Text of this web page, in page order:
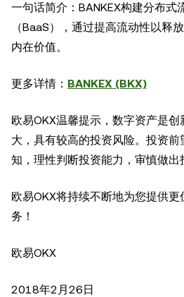
一句话简介：BANKEX构建分布式
（BaaS），通过提高流动性以释
内在价值。
更多详情： BANKEX (BKX)
欧易OKX温馨提示，数字资产是
大，具有较高的投资风险。投资前
知，理性判断投资能力，审慎做出
欧易OKX将持续不断地为您提供
务！
欧易OKX
2018年2月26日